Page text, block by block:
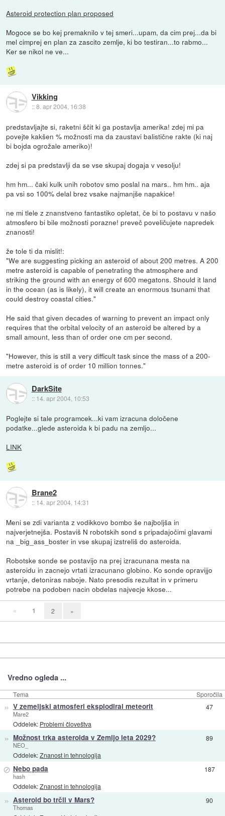
Asteroid protection plan proposed
Mogoce se bo kej premaknilo v tej smeri...upam, da cim prej...da bi
mel cimprej en plan za zascito zemlje, ki bo testiran...to rabmo...
Ker se nikol ne ve...
Vikking
::8. apr 2004, 16:38
predstavljajte si, raketni ščit ki ga postavlja amerika! zdej mi pa
povejte kakšen % možnosti ma da zaustavi balistične rakte (ki naj
bi bojda ogrožale ameriko)!
zdej si pa predstavlji da se vse skupaj dogaja v vesolju!
hm hm... čaki kulk unih robotov smo poslal na mars.. hm hm.. aja
pa vsi so 100% delal brez vsake najmanjše napakice!
ne mi tlele z znanstveno fantastiko opletat, če bi to postavu v našo
atmosfero bi bile možnosti porazne! preveč poveličujete napredek
znanosti!
že tole ti da mislit!:
"We are suggesting picking an asteroid of about 200 metres. A 200
metre asteroid is capable of penetrating the atmosphere and
striking the ground with an energy of 600 megatons. Should it land
in the ocean (as is likely), it will create an enormous tsunami that
could destroy coastal cities."
He said that given decades of warning to prevent an impact only
requires that the orbital velocity of an asteroid be altered by a
small amount, less than of order one cm per second.
"However, this is still a very difficult task since the mass of a 200-
metre asteroid is of order 10 million tonnes."
DarkSite
:: 14. apr 2004, 10:53
Poglejte si tale programcek...ki vam izracuna določene
podatke...glede asteroida k bi padu na zemljo...
LINK
Brane2
:: 14. apr 2004, 14:31
Meni se zdi varianta z vodikkovo bombo še najboljša in
najverjetnejša. Postaviš N robotskih sond s pripadajočimi glavami
na _big_ass_boster in vse skupaj izstreliš do asteroida.
Robotske sonde se postavijo na prej izracunana mesta na
asteroidu in zacnejo vrtati izracunano globino. Ko sonde opravijjo
vrtanje, detoniras naboje. Nato presodis rezultat in v primeru
potrebe na podoben nacin obdelas najvecje kkose...
« 1 2 »
Vredno ogleda ...
Tema Sporočila
» V zemeljski atmosferi eksplodiral meteorit
Mare2
Oddelek: Problemi človeštva
47
» Možnost trka asteroida v Zemljo leta 2029?
NEO_
Oddelek:Znanost in tehnologija
89
⊘ Nebo pada
hash
Oddelek:Znanost in tehnologija
187
» Asteroid bo trčil v Mars?
Thomas
90